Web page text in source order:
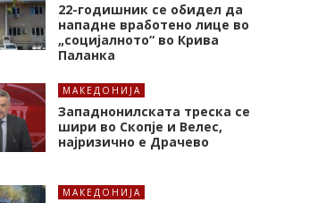
22-годишник се обидел да
нападне вработено лице во
„социјалното“ во Крива
Паланка
МАКЕДОНИЈА
Западнонилската треска се
шири во Скопје и Велес,
најризично е Драчево
МАКЕДОНИЈА